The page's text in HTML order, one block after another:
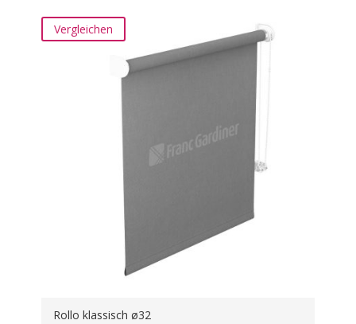
Rollo klassisch ø32
Vergleichen